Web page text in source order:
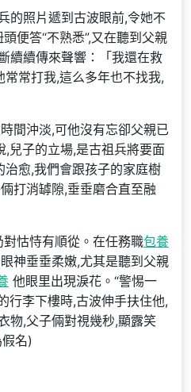
的照片遞到古波眼前,令她不
便答“不熟悉”,又在聽到父親
續續傳來聲響：「我還在救
常常打我,這么多年也不找我,
間沖淡,可他沒有忘卻父親已
,兒子的立場,是古祖兵將要面
治愈,我們會跟孩子的家庭樹
打消罅隙,垂垂磨合直至融
怙恃有順從。在任務職包養
神垂垂柔嫩,尤其是聽到父親
他眼里出現淚花。“警惕一
行李下樓時,古波伸手扶住他,
物,父子倆對視幾秒,顯露笑
名)